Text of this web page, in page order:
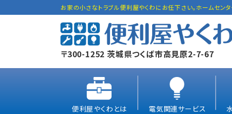
お家の小さなトラブル便利屋やくわにお任下さい。ホームセン
〒300-1252 茨城県つくば市高見原2-7-67
便利屋やくわとは 電気関連サービス